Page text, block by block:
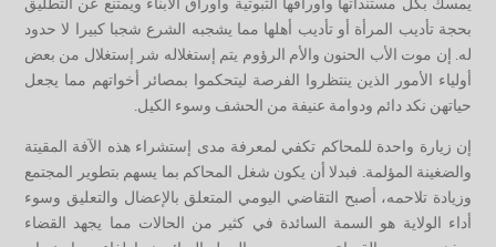
يمسك بكل مستنداتها وأوراقها الثبوتية وأوراق الأبناء ويمتنع عن التطليق
بحجة تأديب المرأة أو تأديب أهلها مما يشجبه الشرع شجبا كبيرا لا حدود
له. إن موت الأب الحنون والأم الرؤوم يتم إستغلاله شر إستغلال من بعض
أولياء الأمور الذين ينتظروا الفرصة ليتحكموا بمصائر أخواتهم مما يجعل
حياتهن نكد دائم ودوامة عنيفة من الحشف وسوء الكيل.
إن زيارة واحدة للمحاكم تكفي لمعرفة مدى إستشراء هذه الآفة المقيتة
والضغينة المؤلمة. فبدلا أن يكون شغل المحاكم بما يسهم بتطوير المجتمع
وزيادة تلاحمه، أصبح التقاضي اليومي المتعلق بالإعضال والتعليق وسوء
أداء الولاية هو السمة السائدة في كثير من الحالات مما يجهد القضاء